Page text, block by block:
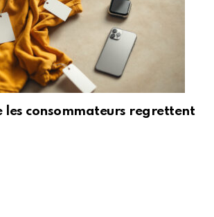
les consommateurs regrettent